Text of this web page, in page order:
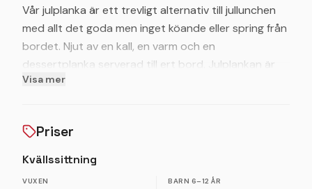
Vår julplanka är ett trevligt alternativ till jullunchen
med allt det goda men inget köande eller spring från
bordet. Njut av en kall, en varm och en
dessertplanka serverad till ert bord. Julplankan är
bokningsbar för lunch måndag-fredag samt kvällstid
Kombinera vårt klassiska julbord med avkopplande
herrgårdsliv under ett dygn på hotellet med varma
Visa mer
Priser
Kvällssittning
VUXEN BARN 6–12 ÅR